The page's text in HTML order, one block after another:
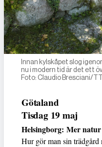
Innan kylskåpet slog
nu i modern tid är det ett
Foto: Claudio Bresciani/TT
Götaland
Tisdag 19 maj
Helsingborg: Mer
Hur gör man sin